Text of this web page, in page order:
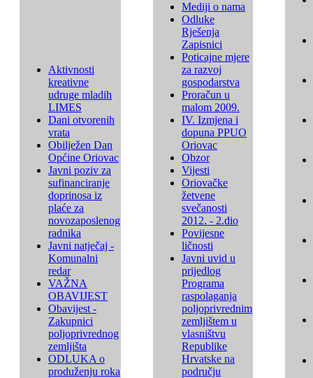
Aktivnosti
kreativne
udruge mladih
LIMES
Dani otvorenih
vrata
Obilježen Dan
Općine Oriovac
Javni poziv za
sufinanciranje
doprinosa iz
plaće za
novozaposlenog
radnika
Javni natječaj -
Komunalni
redar
VAŽNA
OBAVIJEST
Obavijest -
Zakupnici
poljoprivrednog
zemljišta
ODLUKA o
produženju roka
Mediji o nama
Odluke
Rješenja
Zapisnici
Poticajne mjere
za razvoj
gospodarstva
Proračun u
malom 2009.
IV. Izmjena i
dopuna PPUO
Oriovac
Obzor
Vijesti
Oriovačke
žetvene
svečanosti
2012. - 2.dio
Povijesne
ličnosti
Javni uvid u
prijedlog
Programa
raspolaganja
poljoprivrednim
zemljištem u
vlasništvu
Republike
Hrvatske na
području